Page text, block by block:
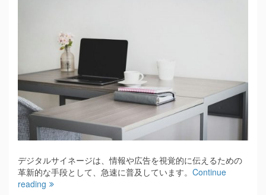
デジタルサイネージは、情報や広告を視覚的に伝えるための
革新的な手段として、急速に普及しています。 Continue
reading